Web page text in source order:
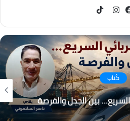
كُتاب
بين الجدل والفرصة